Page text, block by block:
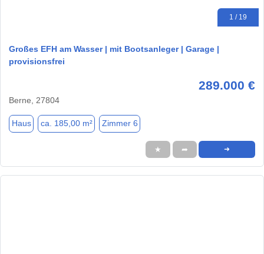
1 / 19
Großes EFH am Wasser | mit Bootsanleger | Garage |
provisionsfrei
289.000 €
Berne, 27804
Haus ca. 185,00 m² Zimmer 6
★ ➦ ➜